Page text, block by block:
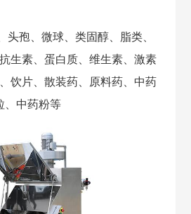
孢、微球、类固醇、脂类、
生素、蛋白质、维生素、激素
饮片、散装药、原料药、中药
、中药粉等